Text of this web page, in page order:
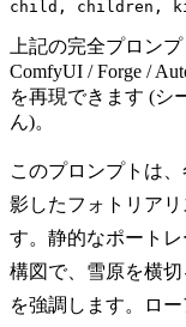
child, children,
上記の完全プロン
ComfyUI / Forge /
を再現できます (シ
ん)。
このプロンプトは
影したフォトリア
す。静的なポート
構図で、雪原を横
を強調します。ロ